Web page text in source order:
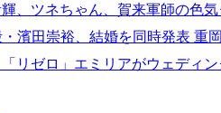
輝、ツネちゃん、賀来軍師の色
濱田崇裕、結婚を同時発表 重
リゼロ」エミリアがウェディ